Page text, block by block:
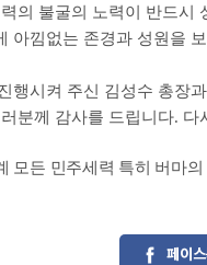
의 불굴의 노력이 반드시
아낌없는 존경과 성원을
행시켜 주신 김성수 총장
분께 감사를 드립니다. 다
모든 민주세력 특히 버마
페이